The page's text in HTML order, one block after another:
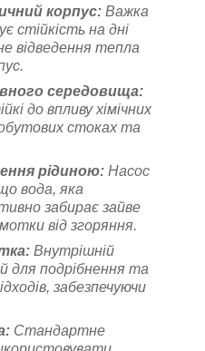
корпус: Важка
стійкість на дні
відведення тепла
середовища:
до впливу хімічних
стоках та
рідиною: Насос
вода, яка
забирає зайве
від згоряння.
Внутрішній
для подрібнення та
забезпечуючи
Стандартне